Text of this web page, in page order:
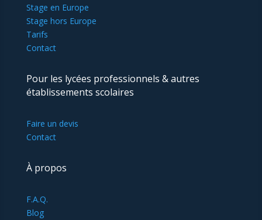
Stage en Europe
Stage hors Europe
Tarifs
Contact
Pour les lycées professionnels & autres
établissements scolaires
Faire un devis
Contact
À propos
F.A.Q.
Blog